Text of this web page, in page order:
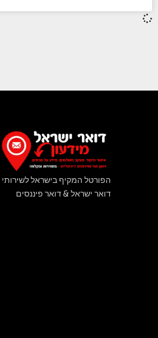
הפורטל המקיף בישראל לשירותי
דואר ישראל & דואר פיננסים